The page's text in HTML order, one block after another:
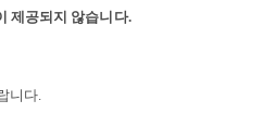
제공되지 않습니다.
니다.